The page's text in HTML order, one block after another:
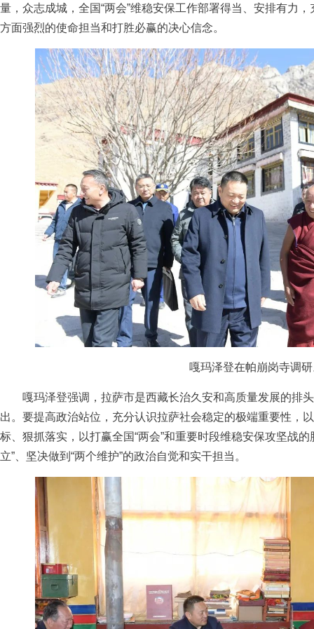
量，众志成城，全国“两会”维稳安保工作部署得当、安排有力
方面强烈的使命担当和打胜必赢的决心信念。
嘎玛泽登在帕崩岗寺调研
嘎玛泽登强调，拉萨市是西藏长治久安和高质量发展的排
出。要提高政治站位，充分认识拉萨社会稳定的极端重要性，
标、狠抓落实，以打赢全国“两会”和重要时段维稳安保攻坚战
立”、坚决做到“两个维护”的政治自觉和实干担当。